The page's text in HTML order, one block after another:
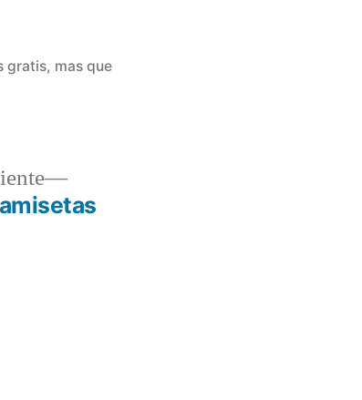
gratis, mas que
Entrada
siguiente: